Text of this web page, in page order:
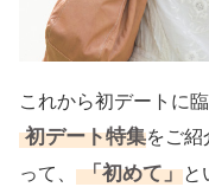
これから初デートに
初デート特集をご紹
って、
「初めて」と